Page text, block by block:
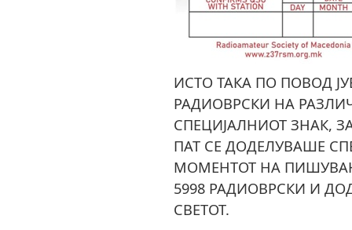
ИСТО ТАКА ПО ПОВОД
РАДИОВРСКИ НА
СПЕЦИЈАЛНИОТ ЗНАК,
ПАТ СЕ ДОДЕЛУВАШЕ
МОМЕНТОТ НА
5998 РАДИОВРСКИ И
СВЕТОТ.